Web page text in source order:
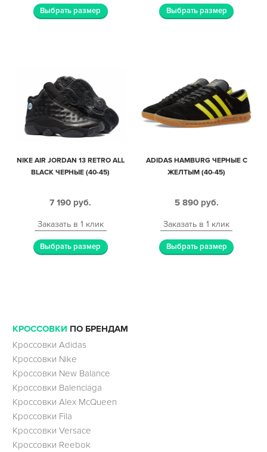
Выбрать размер Выбрать размер
NIKE AIR JORDAN 13 RETRO ALL
BLACK ЧЕРНЫЕ (40-45)
7 190 руб.
Заказать в 1 клик
Выбрать размер
ADIDAS HAMBURG ЧЕРНЫЕ С
ЖЕЛТЫМ (40-45)
5 890 руб.
Заказать в 1 клик
Выбрать размер
КРОССОВКИ ПО БРЕНДАМ
Кроссовки Adidas
Кроссовки Nike
Кроссовки New Balance
Кроссовки Balenciaga
Кроссовки Alex McQueen
Кроссовки Fila
Кроссовки Versace
Кроссовки Reebok